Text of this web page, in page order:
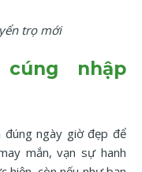
trọ mới
nhập
đúng ngày giờ đẹp để
mắn, vạn sự hanh